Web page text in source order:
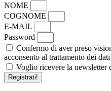
NOME
COGNOME
E-MAIL
Password
Confermo di aver preso
acconsento al trattamento dei
Voglio ricevere la newsletter
Registrati!